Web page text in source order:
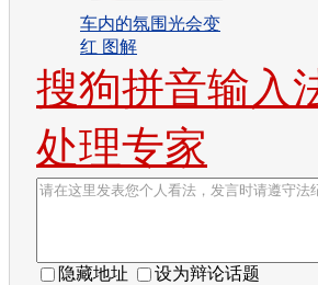
车内的氛围光会变
红 图解
搜狗拼音输入
处理专家
隐藏地址 设为辩论话题